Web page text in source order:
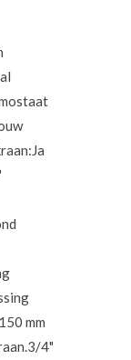
Ja
150 mm
4"